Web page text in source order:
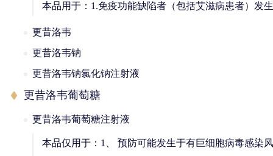
本品用于：1.免疫功能缺陷者（包括艾滋病患者）发
更昔洛韦
更昔洛韦钠
更昔洛韦钠氯化钠注射液
更昔洛韦葡萄糖
更昔洛韦葡萄糖注射液
本品仅用于：1、 预防可能发生于有巨细胞病毒感染